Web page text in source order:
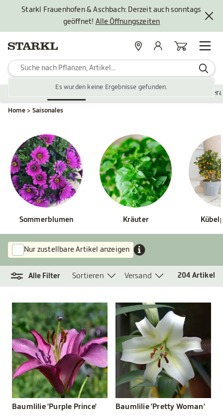
Starkl Frauenhofen & Aschbach: Derzeit auch sonntags
geöffnet! Alle Öffnungszeiten
Es wurden keine Ergebnisse gefunden.
StandorteMein KontoWarenkorb
Zubehör Gartengestaltung
Home Saisonales
Sommerblumen Kräuter
Nur zustellbare Artikel anzeigen
Alle Filter Sortieren Versand 204 Artikel
Baumlilie 'Purple Prince' Baumlilie 'Pretty Woman'